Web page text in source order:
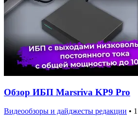
Обзор ИБП Marsriva KP9 Pro
Видеообзоры и дайджесты редакции •